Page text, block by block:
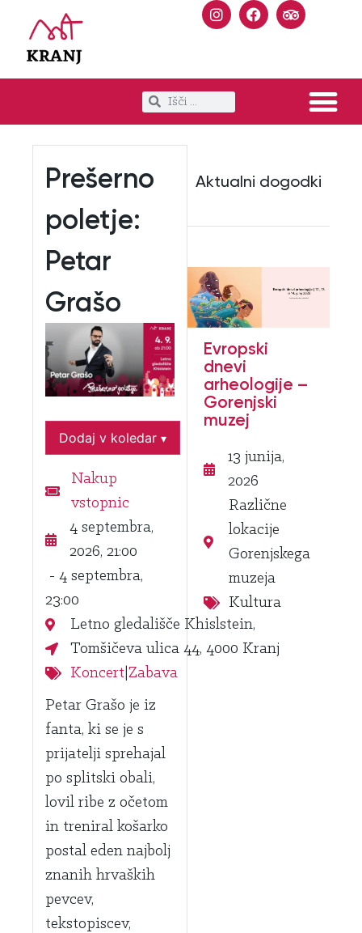
Prešerno
poletje:
Petar
Grašo
Dodaj v koledar ▾
Nakup
vstopnic
4 septembra,
2026, 21:00
- 4 septembra,
23:00
Letno gledališče Khislstein,
Tomšičeva ulica 44, 4000 Kranj
Koncert Zabava
Petar Grašo je iz
fanta, ki se je s
prijatelji sprehajal
po splitski obali,
lovil ribe z očetom
in treniral košarko
postal eden najbolj
znanih hrvaških
pevcev,
tekstopiscev,
Aktualni dogodki
Evropski
dnevi
arheologije –
Gorenjski
muzej
13 junija,
2026
Različne
lokacije
Gorenjskega
muzeja
Kultura